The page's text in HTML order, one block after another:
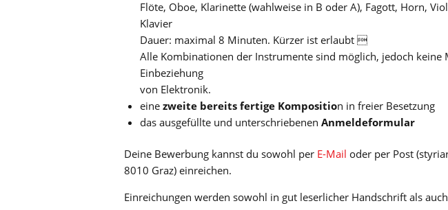
Flöte, Oboe, Klarinette (wahlweise in B oder A), Fagott, Horn,
Klavier
Dauer: maximal 8 Minuten. Kürzer ist erlaubt 
Alle Kombinationen der Instrumente sind möglich, jedoch keine
Einbeziehung
von Elektronik.
einezweite bereits fertige Komposition in freier Besetzung
das ausgefüllte und unterschriebenen Anmeldeformular
Deine Bewerbung kannst du sowohl per E-Mail oder per Post
8010 Graz) einreichen.
Einreichungen werden sowohl in gut leserlicher Handschrift als